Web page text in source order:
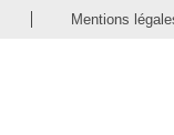
Mentions